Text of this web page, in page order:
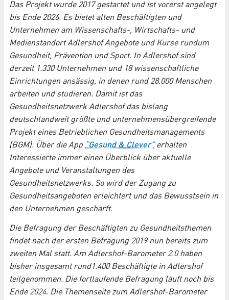
Das Projekt wurde 2017 gestartet und ist vorerst angelegt
bis Ende 2026. Es bietet allen Beschäftigten und
Unternehmen am Wissenschafts-, Wirtschafts- und
Medienstandort Adlershof Angebote und Kurse rundum
Gesundheit, Prävention und Sport. In Adlershof sind
derzeit 1.330 Unternehmen und 18 wissenschaftliche
Einrichtungen ansässig, in denen rund 28.000 Menschen
arbeiten und studieren. Damit ist das
Gesundheitsnetzwerk Adlershof das bislang
deutschlandweit größte und unternehmensübergreifende
Projekt eines Betrieblichen Gesundheitsmanagements
(BGM). Über die App “Gesund & Clever”erhalten
Interessierte immer einen Überblick über aktuelle
Angebote und Veranstaltungen des
Gesundheitsnetzwerks. So wird der Zugang zu
Gesundheitsangeboten erleichtert und das Bewusstsein in
den Unternehmen geschärft.
Die Befragung der Beschäftigten zu Gesundheitsthemen
findet nach der ersten Befragung 2019 nun bereits zum
zweiten Mal statt. Am Adlershof-Barometer 2.0 haben
bisher insgesamt rund1.400 Beschäftigte in Adlershof
teilgenommen. Die fortlaufende Befragung läuft noch bis
Ende 2024. Die Themenseite zum Adlershof-Barometer